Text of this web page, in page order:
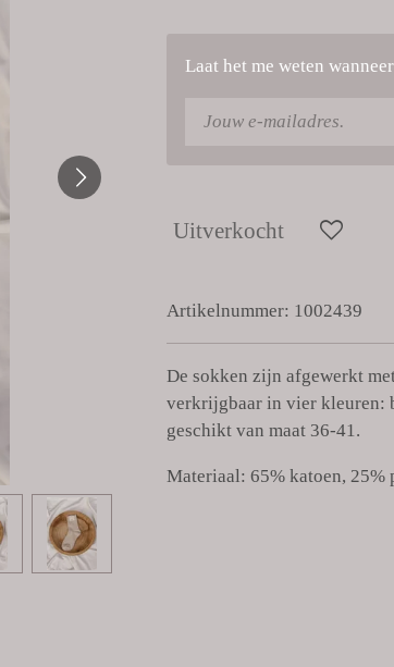
Laat het me weten
Uitverkocht
Artikelnummer: 1002439
De sokken zijn afgewerkt
verkrijgbaar in vier kleuren:
geschikt van maat 36-41.
Materiaal: 65% katoen, 25%